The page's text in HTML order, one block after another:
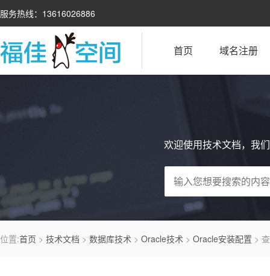
服务热线：13616026886
首页 域名注册
欢迎使用技术文档，我
位置:首页 > 技术文档 > 数据库技术 > Oracle技术 > Oracle安装配置 >